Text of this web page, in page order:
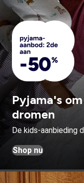
Pyjama's
dromen
De kids-aanbieding
Shop nu